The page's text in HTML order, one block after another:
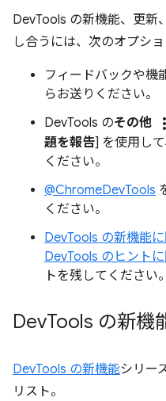
DevTools の新機能、更新
し合うには、次のオプショ
フィードバックや機
らお送りください。
DevTools のその他 more_vert
題を報告] を使用し
ください。
@ChromeDevTools
ください。
DevTools の新機能
DevTools のヒント
トを残してください。
DevTools の新機
DevTools の新機能シリー
リスト。